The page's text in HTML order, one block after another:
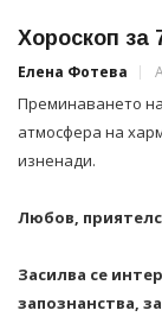
Хороскоп за
Елена Фотева
Преминаването на
атмосфера на
изненади.
Любов,
Засилва се
запознанства,